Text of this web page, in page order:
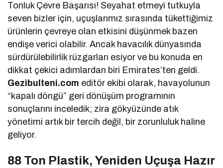
Tonluk Çevre Başarısı! Seyahat etmeyi tutkuyla
seven bizler için, uçuşlarımız sırasında tükettiğimiz
ürünlerin çevreye olan etkisini düşünmek bazen
endişe verici olabilir. Ancak havacılık dünyasında
sürdürülebilirlik rüzgarları esiyor ve bu konuda en
dikkat çekici adımlardan biri Emirates’ten geldi.
Gezibulteni.com editör ekibi olarak, havayolunun
“kapalı döngü” geri dönüşüm programının
sonuçlarını inceledik; zira gökyüzünde atık
yönetimi artık bir tercih değil, bir zorunluluk haline
geliyor.
88 Ton Plastik, Yeniden Uçuşa Hazır